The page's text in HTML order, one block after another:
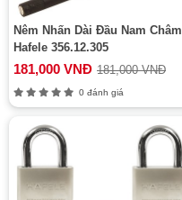
Nêm Nhấn Dài Đầu Nam Châm
Hafele 356.12.305
181,000 VNĐ 181,000 VNĐ
0 đánh giá